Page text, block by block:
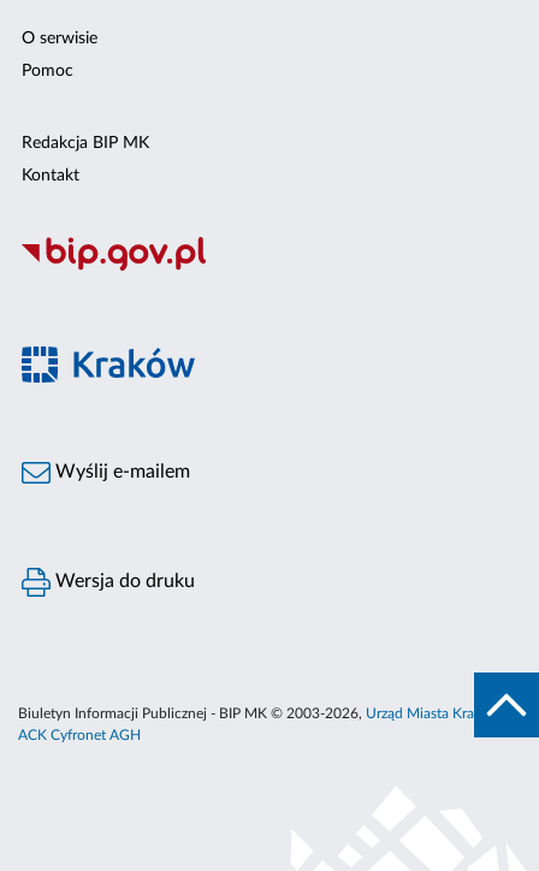
O serwisie
Pomoc
Redakcja BIP MK
Kontakt
Wyślij e-mailem
Wersja do druku
Biuletyn Informacji Publicznej - BIP MK © 2003-2026, Urząd Miasta Krakowa
ACK Cyfronet AGH